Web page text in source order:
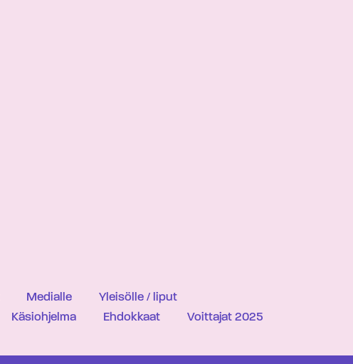
Medialle
Yleisölle / liput
Käsiohjelma Ehdokkaat
Voittajat 2025